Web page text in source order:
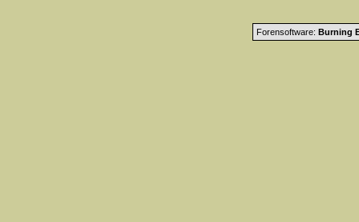
Forensoftware: Burning